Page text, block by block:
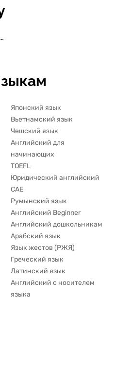
Курсы по корейскому языку с сертификатом
Японский язык
Вьетнамский язык
Чешский язык
Английский для
начинающих
TOEFL
Юридический английский
CAE
Румынский язык
Английский Beginner
Английский дошкольникам
Арабский язык
Язык жестов (РЖЯ)
Греческий язык
Латинский язык
Английский с носителем
языка